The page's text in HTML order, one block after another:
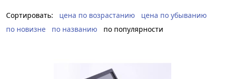
Сортировать: цена по возрастанию
цена по убыванию
по новизне
по названию по популярности